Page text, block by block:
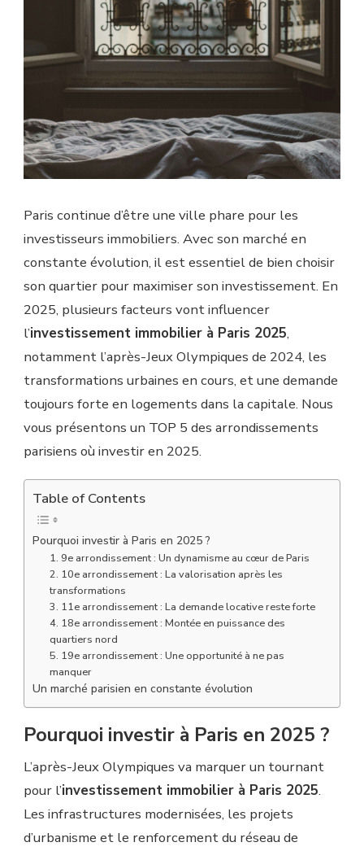
Paris continue d’être une ville phare pour les
investisseurs immobiliers. Avec son marché en
constante évolution, il est essentiel de bien choisir
son quartier pour maximiser son investissement. En
2025, plusieurs facteurs vont influencer
l’investissement immobilier à Paris 2025,
notamment l’après-Jeux Olympiques de 2024, les
transformations urbaines en cours, et une demande
toujours forte en logements dans la capitale. Nous
vous présentons un TOP 5 des arrondissements
parisiens où investir en 2025.
Table of Contents
Pourquoi investir à Paris en 2025 ?
1. 9e arrondissement : Un dynamisme au cœur de Paris
2. 10e arrondissement : La valorisation après les
transformations
3. 11e arrondissement : La demande locative reste forte
4. 18e arrondissement : Montée en puissance des
quartiers nord
5. 19e arrondissement : Une opportunité à ne pas
manquer
Un marché parisien en constante évolution
Pourquoi investir à Paris en 2025 ?
L’après-Jeux Olympiques va marquer un tournant
pour l’investissement immobilier à Paris 2025.
Les infrastructures modernisées, les projets
d’urbanisme et le renforcement du réseau de